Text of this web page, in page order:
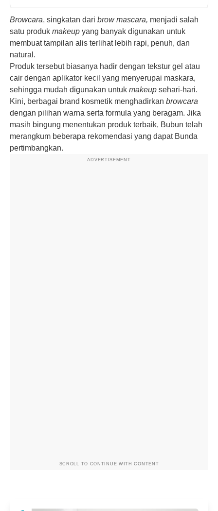
Browcara, singkatan dari brow mascara, menjadi salah
satu produk makeup yang banyak digunakan untuk
membuat tampilan alis terlihat lebih rapi, penuh, dan
natural.
Produk tersebut biasanya hadir dengan tekstur gel atau
cair dengan aplikator kecil yang menyerupai maskara,
sehingga mudah digunakan untuk makeup sehari-hari.
Kini, berbagai brand kosmetik menghadirkan browcara
dengan pilihan warna serta formula yang beragam. Jika
masih bingung menentukan produk terbaik, Bubun telah
merangkum beberapa rekomendasi yang dapat Bunda
pertimbangkan.
ADVERTISEMENT
SCROLL TO CONTINUE WITH CONTENT